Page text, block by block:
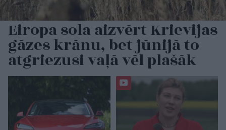
Eiropa sola aizvērt Krievijas
gāzes krānu, bet jūnijā to
atgriezusi vaļā vēl plašāk